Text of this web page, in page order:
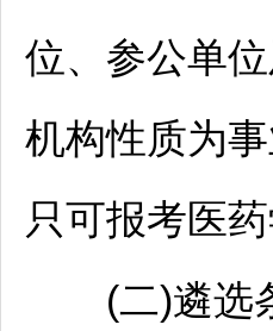
位、参公单位
机构性质为
只可报考医
(二)遴选